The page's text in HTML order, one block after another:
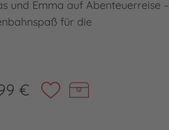
und Emma auf Abenteuerreise –
für die
€